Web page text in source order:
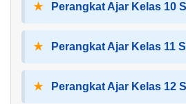
★ Perangkat Ajar Kelas 10
★ Perangkat Ajar Kelas 11
★ Perangkat Ajar Kelas 12